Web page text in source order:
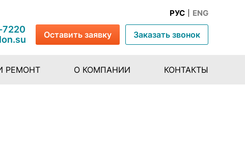
РУС ENG
7220
Оставить заявку Заказать звонок
РЕМОНТ О КОМПАНИИ КОНТАКТЫ